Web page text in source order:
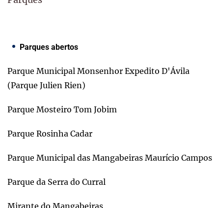
Parques abertos
Parque Municipal Monsenhor Expedito D'Ávila
(Parque Julien Rien)
Parque Mosteiro Tom Jobim
Parque Rosinha Cadar
Parque Municipal das Mangabeiras Maurício Campos
Parque da Serra do Curral
Mirante do Mangabeiras